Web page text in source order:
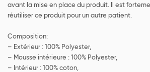
avant la mise en place du produit. Il est
réutiliser ce produit pour un autre patient.
Composition:
– Extérieur : 100% Polyester,
– Mousse intérieure : 100% Polyester,
– Intérieur : 100% coton,